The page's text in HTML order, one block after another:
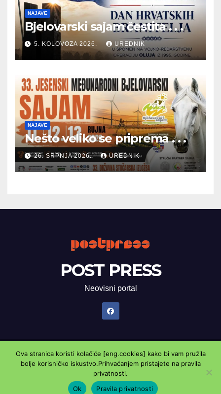
NAJAVE
Bjelovarski sajam čestita . . .
5. KOLOVOZA 2026. UREDNIK
NAJAVE
Nešto veliko se priprema . . .
26. SRPNJA 2026. UREDNIK
POST PRESS
Neovisni portal
Proudly powered by WordPress| Theme: Newsup byThemeansar.
Marketing oglasnik Kontaktirajte nasPravila privatnosti
Ova stranica koristi kolačiće [eng.cookies] kako bi vam pružila
bolje korisničko iskustvo.Prihvaćanjem pristajete na pravila
privatnosti.
Ok
Pravila privatnosti